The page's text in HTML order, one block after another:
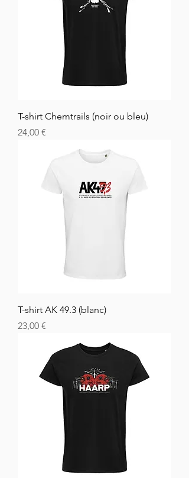
T-shirt Chemtrails (noir ou bleu)
Hinta
24,00 €
T-shirt AK 49.3 (blanc)
Hinta
23,00 €